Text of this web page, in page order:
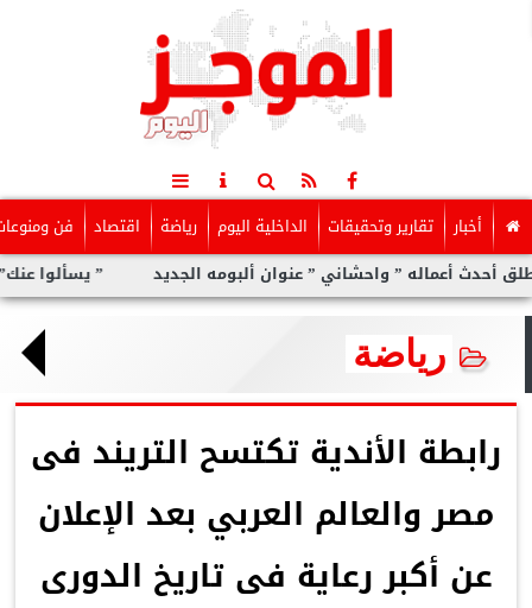
أخبار تقارير وتحقيقات الداخلية اليوم رياضة اقتصاد فن
” يسألوا عنك” أولى ” واحشاني ” عنوان ألبومه الجديد
رياضة
رابطة الأندية تكتسح التريند فى
مصر والعالم العربي بعد الإعلان
عن أكبر رعاية فى تاريخ الدورى